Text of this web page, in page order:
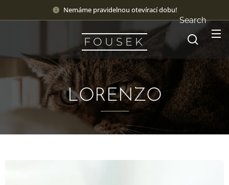
Nemáme pravidelnou otevírací dobu!
F O U S E K
Search
LORENZO